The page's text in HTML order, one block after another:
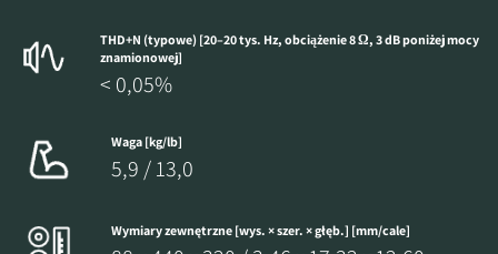
THD+N (typowe) [20–20 tys. Hz, obciążenie 8 Ω, 3 dB poniżej mocy
znamionowej]
< 0,05%
Waga [kg/lb]
5,9 / 13,0
Wymiary zewnętrzne [wys. × szer. × głęb.] [mm/cale]